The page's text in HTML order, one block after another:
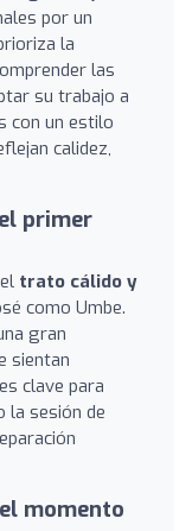
por un
la
las
su trabajo a
con un estilo
calidez,
primer
trato cálido y
como Umbe.
gran
sientan
clave para
la sesión de
momento